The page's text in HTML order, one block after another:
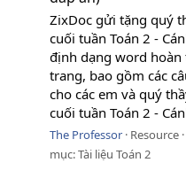
ZixDoc gửi tặng quý
cuối tuần Toán 2 -
định dạng word hoàn
trang, bao gồm các
cho các em và quý
cuối tuần Toán 2 -
The Professor Resource
mục:Tài liệu Toán 2